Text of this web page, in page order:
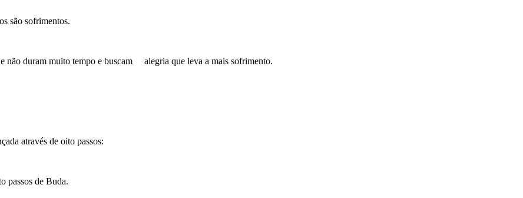
são sofrimentos.
não duram muito tempo e buscam alegria que leva a mais sofrimento.
através de oito passos:
passos de Buda.